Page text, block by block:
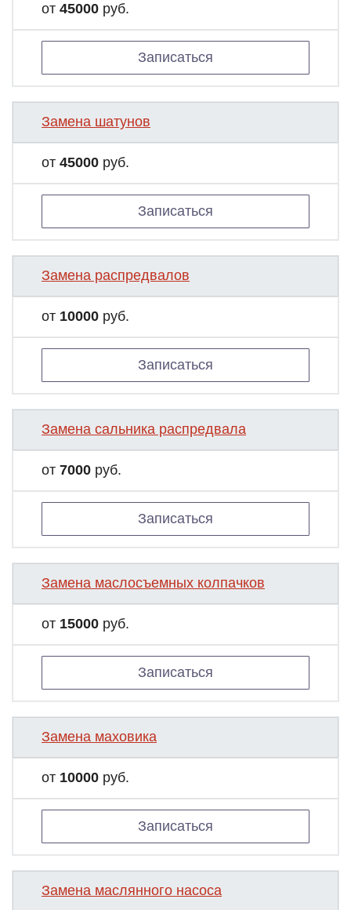
от 45000 руб.
Записаться
Замена шатунов
от 45000 руб.
Записаться
Замена распредвалов
от 10000 руб.
Записаться
Замена сальника распредвала
от 7000 руб.
Записаться
Замена маслосъемных колпачков
от 15000 руб.
Записаться
Замена маховика
от 10000 руб.
Записаться
Замена маслянного насоса